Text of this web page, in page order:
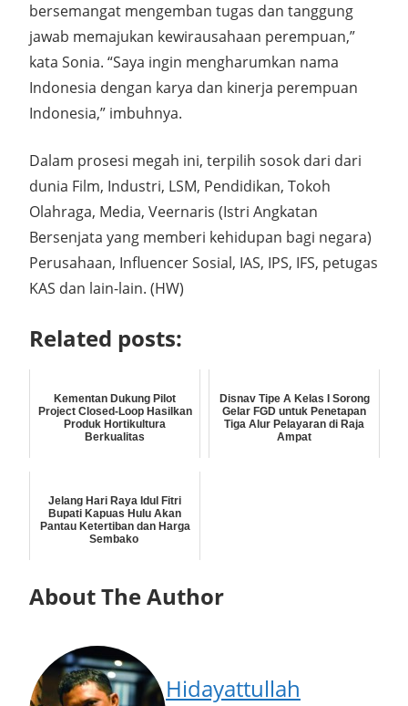
bersemangat mengemban tugas dan tanggung
jawab memajukan kewirausahaan perempuan,”
kata Sonia. “Saya ingin mengharumkan nama
Indonesia dengan karya dan kinerja perempuan
Indonesia,” imbuhnya.
Dalam prosesi megah ini, terpilih sosok dari dari
dunia Film, Industri, LSM, Pendidikan, Tokoh
Olahraga, Media, Veernaris (Istri Angkatan
Bersenjata yang memberi kehidupan bagi negara)
Perusahaan, Influencer Sosial, IAS, IPS, IFS, petugas
KAS dan lain-lain. (HW)
Related posts:
Kementan Dukung Pilot
Project Closed-Loop Hasilkan
Produk Hortikultura
Berkualitas
Disnav Tipe A Kelas I Sorong
Gelar FGD untuk Penetapan
Tiga Alur Pelayaran di Raja
Ampat
Jelang Hari Raya Idul Fitri
Bupati Kapuas Hulu Akan
Pantau Ketertiban dan Harga
Sembako
About The Author
Hidayattullah